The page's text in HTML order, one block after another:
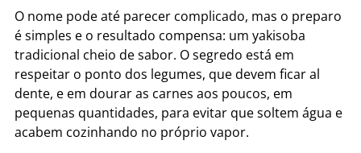
O nome pode até parecer complicado, mas o preparo
é simples e o resultado compensa: um yakisoba
tradicional cheio de sabor. O segredo está em
respeitar o ponto dos legumes, que devem ficar al
dente, e em dourar as carnes aos poucos, em
pequenas quantidades, para evitar que soltem água e
acabem cozinhando no próprio vapor.